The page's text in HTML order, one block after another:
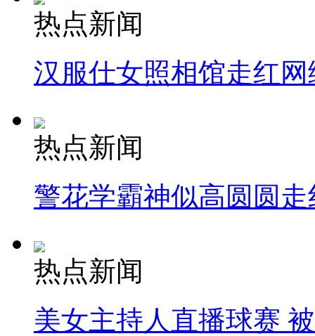
热点新闻
汉服仕女照相馆走红网
热点新闻
警花学霸神似高圆圆走
热点新闻
美女主持人直播球赛